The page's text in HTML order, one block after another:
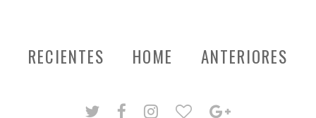
RECIENTES ANTERIORES
HOME